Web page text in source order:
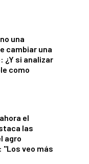
una
cambiar una
¿Y si analizar
como
el
las
agro
veo más